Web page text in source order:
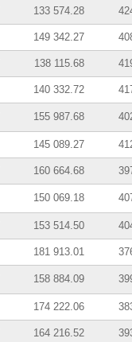
133 574.28
149 342.27
138 115.68
140 332.72
155 987.68
145 089.27
160 664.68
150 069.18
153 514.50
181 913.01
158 884.09
174 222.06
164 216.52